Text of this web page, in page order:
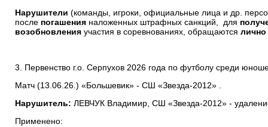
Нарушители (команды, игроки, официальные лица и др.
после погашения наложенных штрафных санкций, для
возобновления участия в соревнованиях, обращаются лично
3. Первенство г.о. Серпухов 2026 года по футболу среди
Матч (13.06.26.) «Большевик» - СШ «Звезда-2012» .
Нарушитель: ЛЕВЧУК Владимир, СШ «Звезда-2012» -
Применено: